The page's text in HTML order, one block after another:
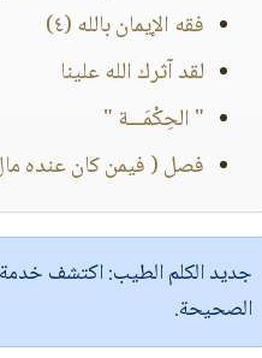
فقه الإيمان بالله (٤)
لقد آثرك الله علينا
" الحِكْمَـــة "
فصل ( فيمن كان عنده
جديد الكلم الطيب:اكتشف خدمة
الصحيحة.